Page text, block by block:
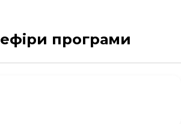
ефіри програми